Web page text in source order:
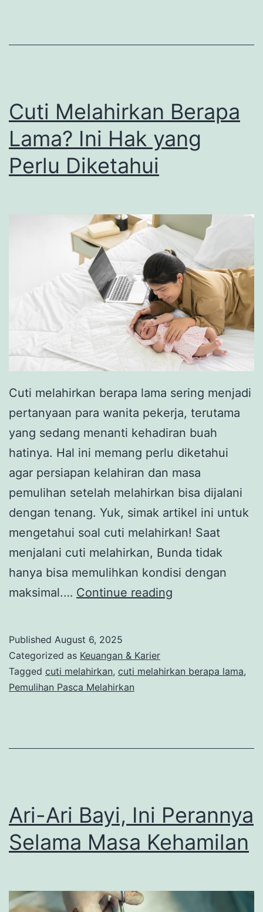
Cuti Melahirkan Berapa
Lama? Ini Hak yang
Perlu Diketahui
Cuti melahirkan berapa lama sering menjadi
pertanyaan para wanita pekerja, terutama
yang sedang menanti kehadiran buah
hatinya. Hal ini memang perlu diketahui
agar persiapan kelahiran dan masa
pemulihan setelah melahirkan bisa dijalani
dengan tenang. Yuk, simak artikel ini untuk
mengetahui soal cuti melahirkan! Saat
menjalani cuti melahirkan, Bunda tidak
hanya bisa memulihkan kondisi dengan
maksimal.… Continue reading
Ini
Diketahui
Published August 6, 2025
Categorized as Keuangan & Karier
Tagged cuti melahirkan, cuti melahirkan berapa lama,
Pemulihan Pasca Melahirkan
Ari-Ari Bayi, Ini Perannya
Selama Masa Kehamilan